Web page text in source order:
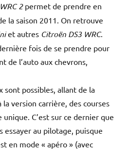
WRC 2permet de prendre en
la saison 2011. On retrouve
et autres Citroën DS3 WRC.
fois de se prendre pour
de l’auto aux chevrons,
sont possibles, allant de la
version carrière, des courses
unique. C’est sur ce dernier que
essayer au pilotage, puisque
en mode « apéro » (avec